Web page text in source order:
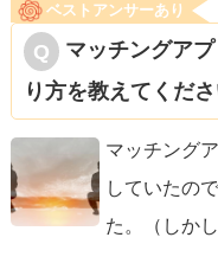
ベストアンサーあり
マッチングア
り方を教えてくだ
マッチング
していたの
た。（しか